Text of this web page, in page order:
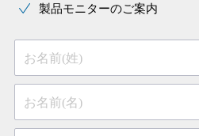
製品モニターのご案内
お名前(姓)
お名前(名)